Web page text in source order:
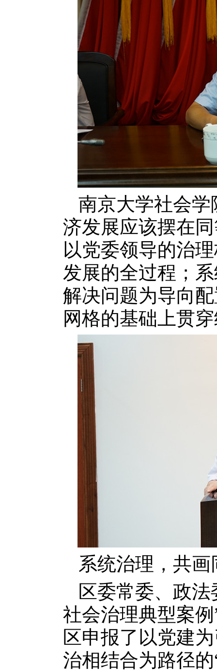
南京大学社会
济发展应该摆在
以党委领导的治
发展的全过程；
解决问题为导向
网格的基础上贯
系统治理，共画
区委常委、政
社会治理典型案
区申报了以党建
治相结合为路径